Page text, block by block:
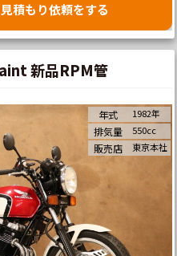
積もり依頼をする
新品RPM管
年式 1982年
排気量 550cc
販売店 東京本社